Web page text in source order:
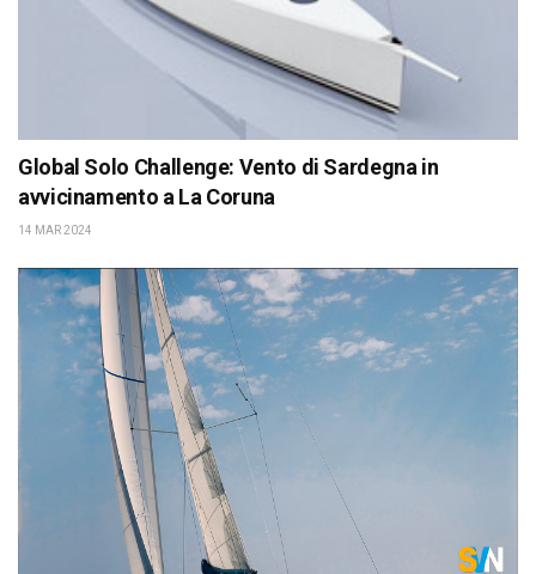
Global Solo Challenge: Vento di Sardegna in
avvicinamento a La Coruna
14 MAR 2024